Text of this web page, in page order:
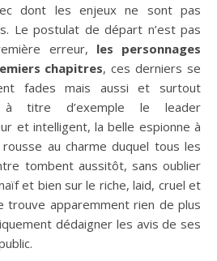
dont les enjeux ne sont pas
Le postulat de départ n’est pas
erreur, les personnages
chapitres, ces derniers se
fades mais aussi et surtout
à titre d’exemple le leader
et intelligent, la belle espionne à
au charme duquel tous les
tombent aussitôt, sans oublier
et bien sur le riche, laid, cruel et
trouve apparemment rien de plus
dédaigner les avis de ses